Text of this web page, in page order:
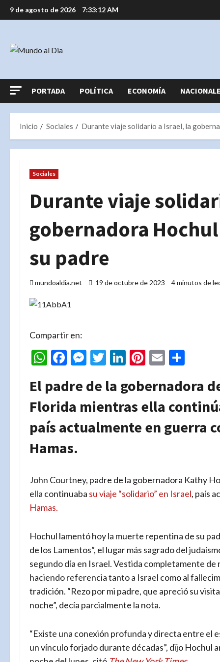
Saltar
al
9 de agosto de 2026 7:33:13 AM
PORTADA POLÍTICA ECONOMÍA
Inicio Sociales Durante viaje solidario a Israel, la
Sociales
Durante viaje
gobernadora
su padre
mundoaldia.net 19 de octubre de 2023 4 minutos de
Compartir en:
WhatsApp
Facebook
Messenger
Twitter
LinkedIn
Pinterest
Email
El padre de la gobernadora
Florida mientras ella
país actualmente en guerra
Hamas.
John Courtney, padre de la gobernadora Kathy
ella continuaba su viaje “solidario” en Israel, país
Hamas.
Hochul lamentó hoy la muerte repentina de su
de los Lamentos”, el lugar más sagrado del
segundo día en Israel. Vestida completamente
haciendo referencia tanto a Israel como al
tradición. “Rezo por mi padre, que apreció su
noche”, decía parcialmente la nota.
“Existe una conexión profunda y directa entre el
un vínculo forjado durante décadas”, dijo